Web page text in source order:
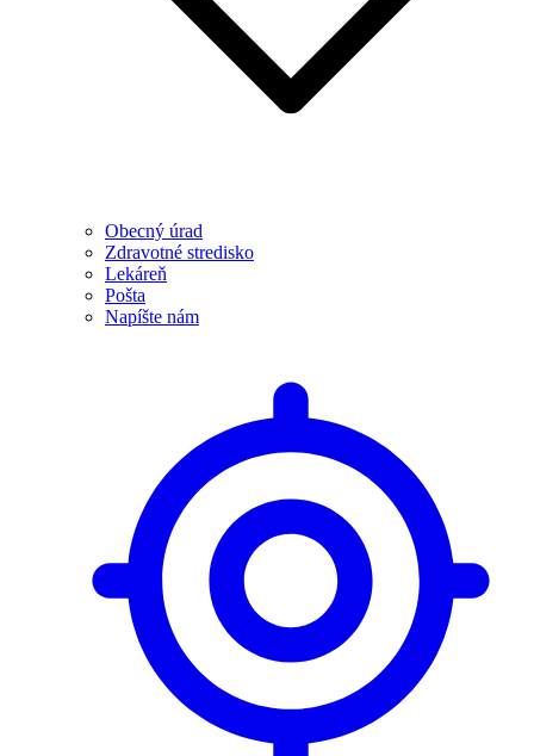
Obecný úrad
Zdravotné stredisko
Lekáreň
Pošta
Napíšte nám